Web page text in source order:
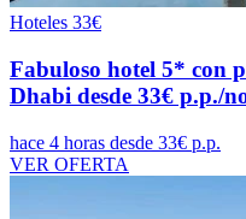
Hoteles 33€
Fabuloso hotel 5* con
Dhabi desde 33€ p.p./
hace 4 horas desde 33€ p.p.
VER OFERTA